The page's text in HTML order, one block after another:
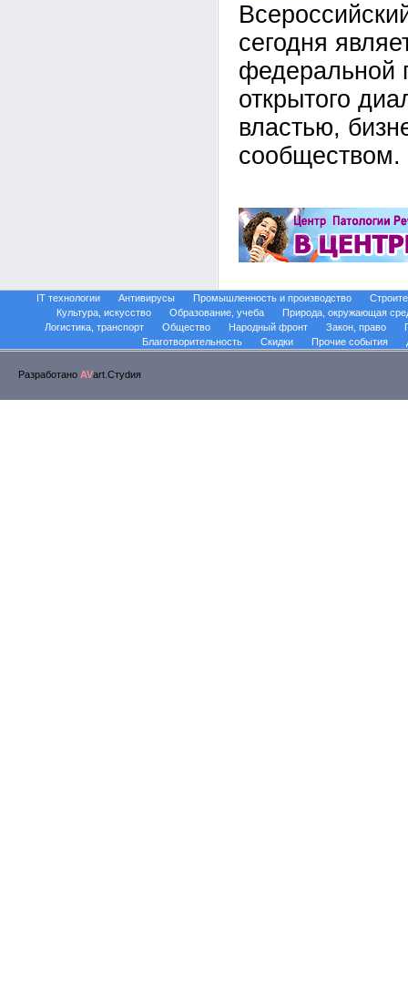
сегодня
федеральной
открытого
властью,
сообществом.
IT технологии Антивирусы Промышленность и производство
Культура, искусство
Образование, учеба
Природа, окружающая
Логистика, транспорт
Общество Народный фронт Закон, право
Благотворительность
Скидки Прочие события
Разработано AVart.Стуdия